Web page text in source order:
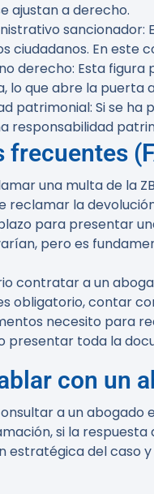
ajustan a derecho.
sancionador:
ciudadanos. En este
derecho: Esta figura
lo que abre la puerta
patrimonial: Si se ha
responsabilidad
frecuentes
una multa de la
reclamar la
para presentar
pero es
contratar a un
obligatorio, contar
necesito para
presentar toda la
con un
a un abogado
si la
estratégica del caso